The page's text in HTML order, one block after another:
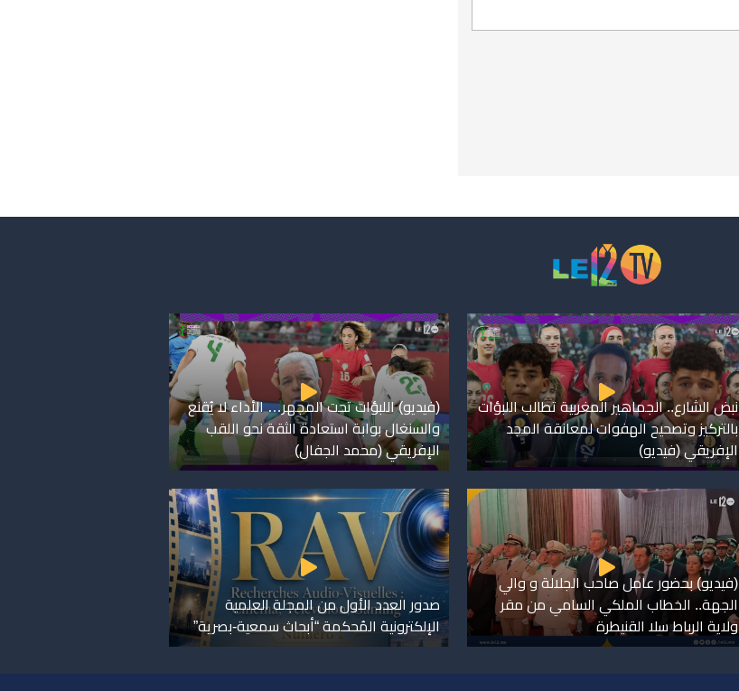
نبض الشارع.. الجماهير المغربية تطالب اللبؤات
بالتركيز وتصحيح الهفوات لمعانقة المجد
الإفريقي (فيديو)
(فيديو) اللبؤات تحت المجهر… الأداء لا يُقنع
والسنغال بوابة استعادة الثقة نحو اللقب
الإفريقي (محمد الجفال)
(فيديو) بحضور عامل صاحب الجلالة و والي
الجهة.. الخطاب الملكي السامي من مقر
ولاية الرباط سلا القنيطرة
صدور العدد الأول من المجلة العلمية
الإلكترونية المُحكمة “أبحاث سمعية-بصرية”